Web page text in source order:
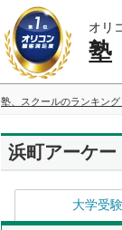
オリ
塾
塾、スクールのランキング
浜町アーケ
大学受験